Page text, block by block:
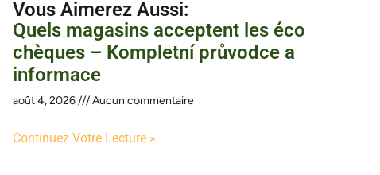
Vous Aimerez Aussi :
Quels magasins acceptent les éco
chèques – Kompletní průvodce a
informace
août 4, 2026 Aucun commentaire
Continuez Votre Lecture »